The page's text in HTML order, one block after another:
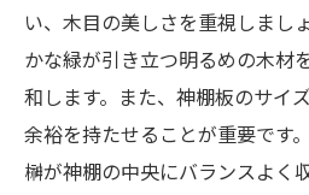
い、木目の美しさを重視しまし
かな緑が引き立つ明るめの木材
和します。また、神棚板のサイ
余裕を持たせることが重要です
榊が神棚の中央にバランスよく